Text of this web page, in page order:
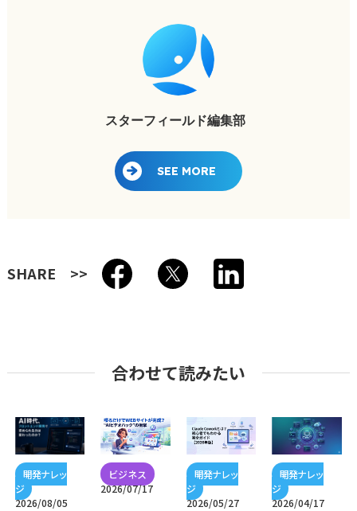
スターフィールド編集部
SEE MORE
SHARE
合わせて読みたい
2026/08/05
2026/07/17
2026/05/27 2026/04/17